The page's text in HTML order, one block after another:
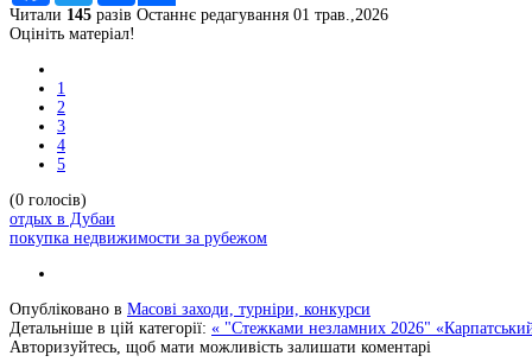
Share
Читали 145 разів Останнє редагування 01 трав.,2026
Оцініть матеріал!
1
2
3
4
5
(0 голосів)
отдых в Дубаи
покупка недвижимости за рубежом
Опубліковано в Масові заходи, турніри, конкурси
Детальніше в цій категорії: « "Стежками незламних 2026"
Авторизуйтесь, щоб мати можливість залишати коментарі